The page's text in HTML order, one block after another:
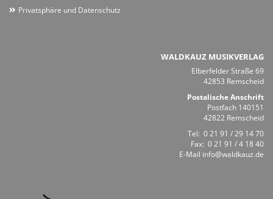
Privatsphäre und Datenschutz
WALDKAUZ MUSIKVERLAG
Elberfelder Straße 69
42853 Remscheid
Postalische Anschrift
Postfach 140151
42822 Remscheid
Tel: 0 21 91 / 29 14 70
Fax: 0 21 91 / 4 18 40
E-Mail info@waldkauz.de